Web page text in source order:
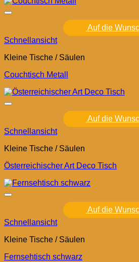
Auf die
Schnellansicht
Kleine Tische / Säulen
Couchtisch Metall
Auf die
Schnellansicht
Kleine Tische / Säulen
Österreichischer Art Deco Tisch
Auf die
Schnellansicht
Kleine Tische / Säulen
Fernsehtisch schwarz